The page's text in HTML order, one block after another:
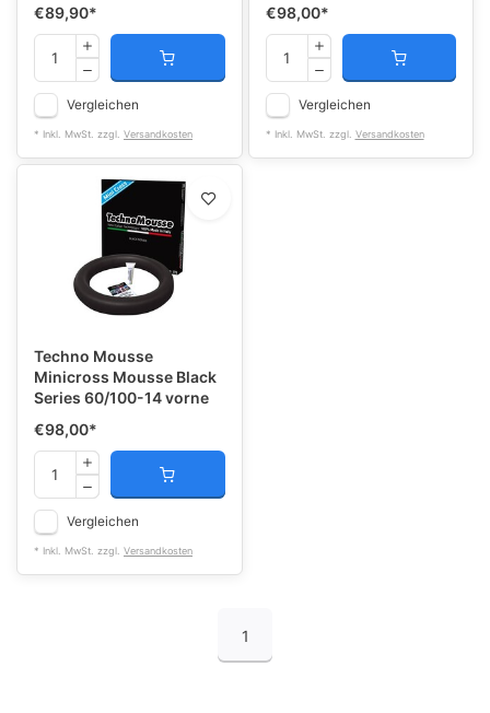
€89,90*
Vergleichen
* Inkl. MwSt. zzgl. Versandkosten
€98,00*
Vergleichen
* Inkl. MwSt. zzgl. Versandkosten
Techno Mousse
Minicross Mousse Black
Series 60/100-14 vorne
€98,00*
Vergleichen
* Inkl. MwSt. zzgl. Versandkosten
1